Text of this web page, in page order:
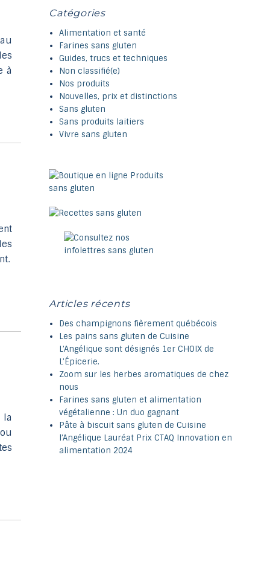
à
la
Catégories
Alimentation et santé
Farines sans gluten
Guides, trucs et techniques
Non classifié(e)
Nos produits
Nouvelles, prix et distinctions
Sans gluten
Sans produits laitiers
Vivre sans gluten
Articles récents
Des champignons fièrement québécois
Les pains sans gluten de Cuisine
L’Angélique sont désignés 1er CHOIX de
L’Épicerie.
Zoom sur les herbes aromatiques de chez
nous
Farines sans gluten et alimentation
végétalienne : Un duo gagnant
Pâte à biscuit sans gluten de Cuisine
l’Angélique Lauréat Prix CTAQ Innovation en
alimentation 2024